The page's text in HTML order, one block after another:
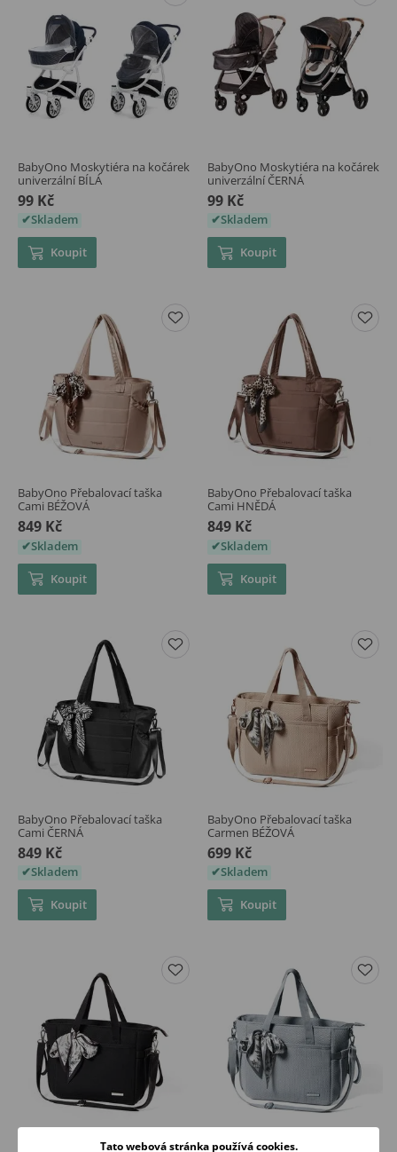
BabyOno Moskytiéra na kočárek
univerzální BÍLÁ
99 Kč
Skladem
Koupit
BabyOno Moskytiéra na kočárek
univerzální ČERNÁ
99 Kč
Skladem
Koupit
BabyOno Přebalovací taška
Cami BÉŽOVÁ
849 Kč
Skladem
Koupit
BabyOno Přebalovací taška
Cami HNĚDÁ
849 Kč
Skladem
Koupit
BabyOno Přebalovací taška
Cami ČERNÁ
849 Kč
Skladem
Koupit
BabyOno Přebalovací taška
Carmen BÉŽOVÁ
699 Kč
Skladem
Koupit
BabyOno Přebalovací taška
BabyOno Přebalovací taška
Tato webová stránka používá cookies.